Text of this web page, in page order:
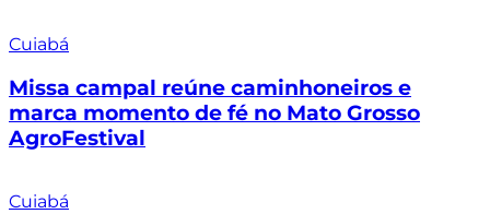
Cuiabá
Missa campal reúne caminhoneiros e
marca momento de fé no Mato Grosso
AgroFestival
Cuiabá